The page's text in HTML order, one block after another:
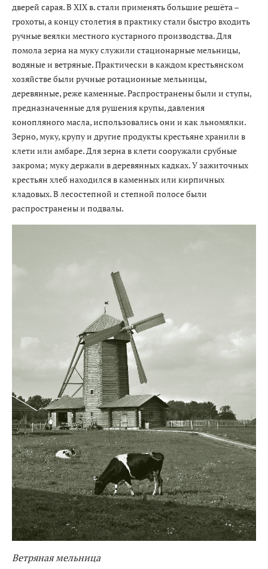
дверей сарая. В XIX в. стали применять большие решёта –
грохоты, а концу столетия в практику стали быстро входить
ручные веялки местного кустарного производства. Для
помола зерна на муку служили стационарные мельницы,
водяные и ветряные. Практически в каждом крестьянском
хозяйстве были ручные ротационные мельницы,
деревянные, реже каменные. Распространены были и ступы,
предназначенные для рушения крупы, давления
конопляного масла, использовались они и как льномялки.
Зерно, муку, крупу и другие продукты крестьяне хранили в
клети или амбаре. Для зерна в клети сооружали срубные
закрома; муку держали в деревянных кадках. У зажиточных
крестьян хлеб находился в каменных или кирпичных
кладовых. В лесостепной и степной полосе были
распространены и подвалы.
Ветряная мельница